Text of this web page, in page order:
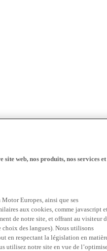
web, nos produits, nos services et
Europes, ainsi que ses
aux cookies, comme javascript
de notre site, et offrant au visiteur
des langues). Nous utilisons
en respectant la législation en
utilisez notre site en vue de